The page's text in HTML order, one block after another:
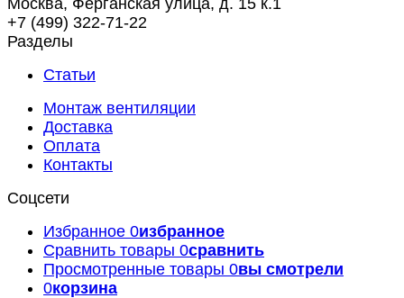
+7 (499) 322-71-22
Разделы
Статьи
Монтаж вентиляции
Доставка
Оплата
Контакты
Соцсети
Избранное 0избранное
Сравнить товары 0сравнить
Просмотренные товары 0вы смотрели
0корзина